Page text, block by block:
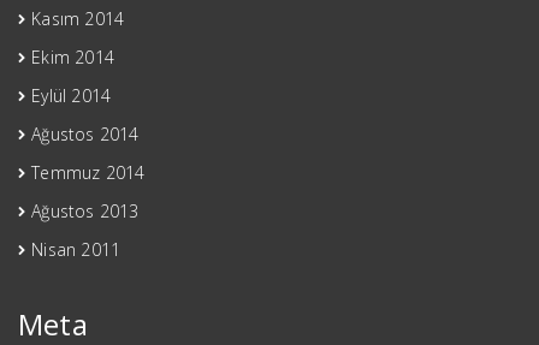
Kasım 2014
Ekim 2014
Eylül 2014
Ağustos 2014
Temmuz 2014
Ağustos 2013
Nisan 2011
Meta